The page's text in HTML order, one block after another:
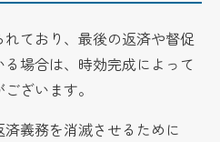
ており、最後の返済や督促
場合は、時効完成によって
ざいます。
義務を消滅させるために